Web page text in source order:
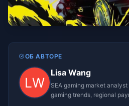
ОБ АВТОРЕ
Lisa Wang
SEA gaming market
gaming trends, regional